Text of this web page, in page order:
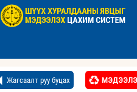
Жагсаалт руу буцах